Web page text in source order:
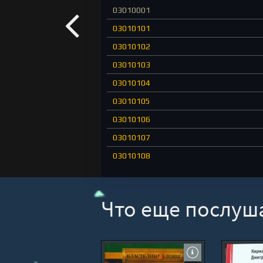
03010001
03010101
03010102
03010103
03010104
03010105
03010106
03010107
03010108
03010111
03010113
Что еще